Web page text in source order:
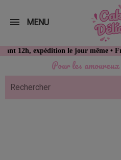
Pour les
expédition le jour même • Frais
MENU